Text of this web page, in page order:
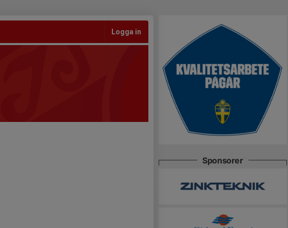
Logga in
Sponsorer